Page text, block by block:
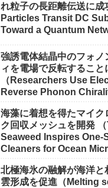
れ粒子の長距離伝送に成
Particles Transit DC
Toward a Quantum
れ粒子の長距離伝送に成
Particles Transit DC
Toward a Quantum
強誘電体結晶中のフォノ
ィを電場で反転すること
（Researchers Use
Reverse Phonon
海藻に着想を得たマイク
ク回収メッシュを開発
Seaweed Inspires One-
Cleaners for Ocean
北極海氷の融解が海洋と
雲形成を促進（Melting